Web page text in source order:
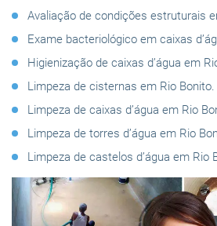
Avaliação de condições estruturais
Exame bacteriológico em caixas
Higienização de caixas d’água em
Limpeza de cisternas em Rio Bonito.
Limpeza de caixas d’água em Rio
Limpeza de torres d’água em Rio
Limpeza de castelos d’água em Rio